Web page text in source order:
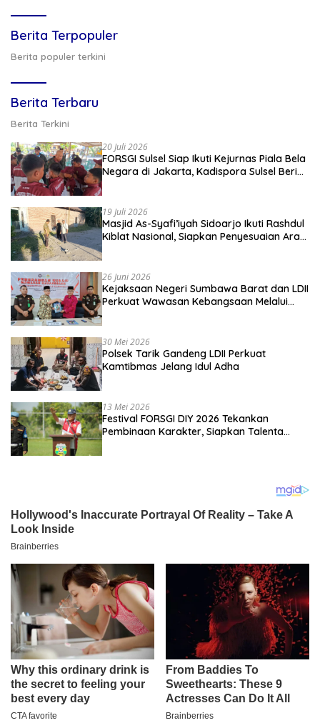
Berita Terpopuler
Berita populer terkini
Berita Terbaru
Berita Terkini
20 Juli 2026
FORSGI Sulsel Siap Ikuti Kejurnas Piala Bela
Negara di Jakarta, Kadispora Sulsel Beri
19 Juli 2026
Masjid As-Syafi’iyah Sidoarjo Ikuti Rashdul
Kiblat Nasional, Siapkan Penyesuaian Arah
26 Juni 2026
Kejaksaan Negeri Sumbawa Barat dan LDII
Perkuat Wawasan Kebangsaan Melalui
30 Mei 2026
Polsek Tarik Gandeng LDII Perkuat
Kamtibmas Jelang Idul Adha
13 Mei 2026
Festival FORSGI DIY 2026 Tekankan
Pembinaan Karakter, Siapkan Talenta